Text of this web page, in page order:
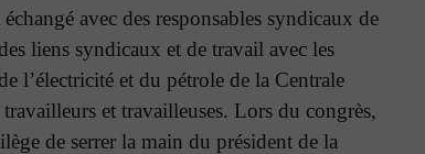
avec des responsables syndicaux de
liens syndicaux et de travail avec les
l’électricité et du pétrole de la Centrale
et travailleuses. Lors du congrès,
de serrer la main du président de la